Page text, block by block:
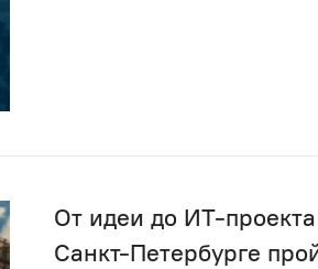
От идеи до ИТ-
Санкт-Петербурге